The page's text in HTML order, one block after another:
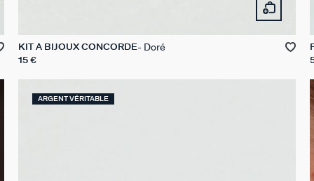
KIT À BIJOUX CONCORDE Doré
15 €
ARGENT VÉRITABLE